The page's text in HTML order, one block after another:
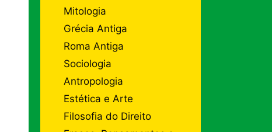
Mitologia
Grécia Antiga
Roma Antiga
Sociologia
Antropologia
Estética e Arte
Filosofia do Direito